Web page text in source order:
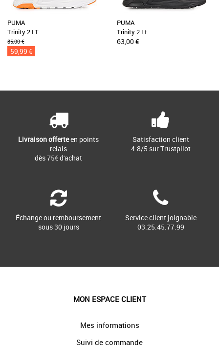
PUMA
Trinity 2 LT
85,00 €
59,99 €
PUMA
Trinity 2 Lt
63,00 €
Livraison offerteen points
relais
dès 75€ d'achat
Satisfaction client
4.8/5 sur Trustpilot
Échange ou remboursement
sous 30 jours
Service client joignable
03.25.45.77.99
MON ESPACE CLIENT
Mes informations
Suivi de commande